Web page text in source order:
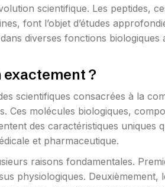
scientifique. Les peptides,
font l’objet d’études
diverses fonctions biologiques
exactement ?
scientifiques consacrées à la
Ces molécules biologiques,
des caractéristiques uniques
et pharmaceutique.
raisons fondamentales.
physiologiques. Deuxièmement,